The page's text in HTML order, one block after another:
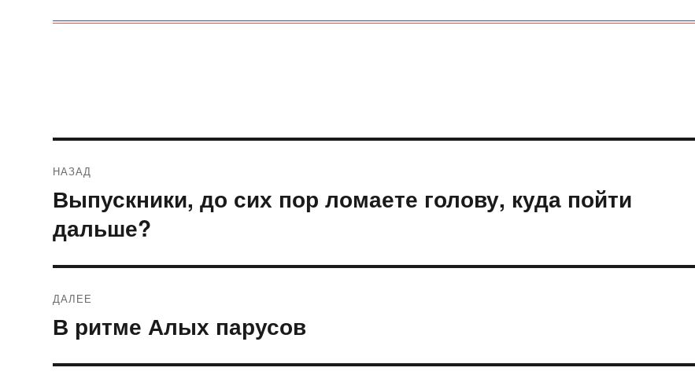
по
записям
НАЗАД
Предыдущая
Выпускники, до сих пор ломаете голову, куда пойти
дальше?
ДАЛЕЕ
Следующая
запись:
В ритме Алых парусов